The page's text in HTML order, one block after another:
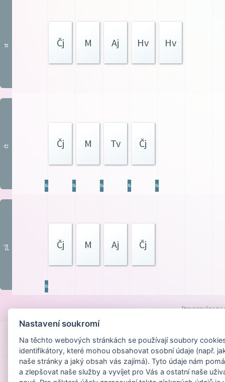
st Čj M Aj Hv Hv
čt Čj M Tv Čj
Ner Ner Ner Ner Ner
pá Čj M Aj Čj
Ner
Provozováno na
Nastavení soukromí
Na těchto webových stránkách se používají soubory
identifikátory, které mohou obsahovat osobní údaje (např.
naše stránky a jaký obsah vás zajímá). Tyto údaje nám
a zlepšovat naše služby a vyvíjet pro Vás a ostatní naše